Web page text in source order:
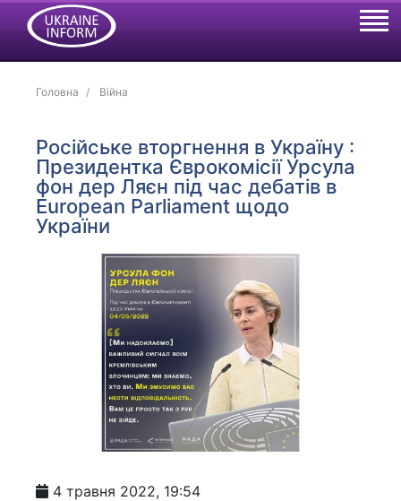
Головна Війна
Російське вторгнення в Україну :
Президентка Єврокомісії Урсула
фон дер Ляєн під час дебатів в
European Parliament щодо
України
4 травня 2022, 19:54